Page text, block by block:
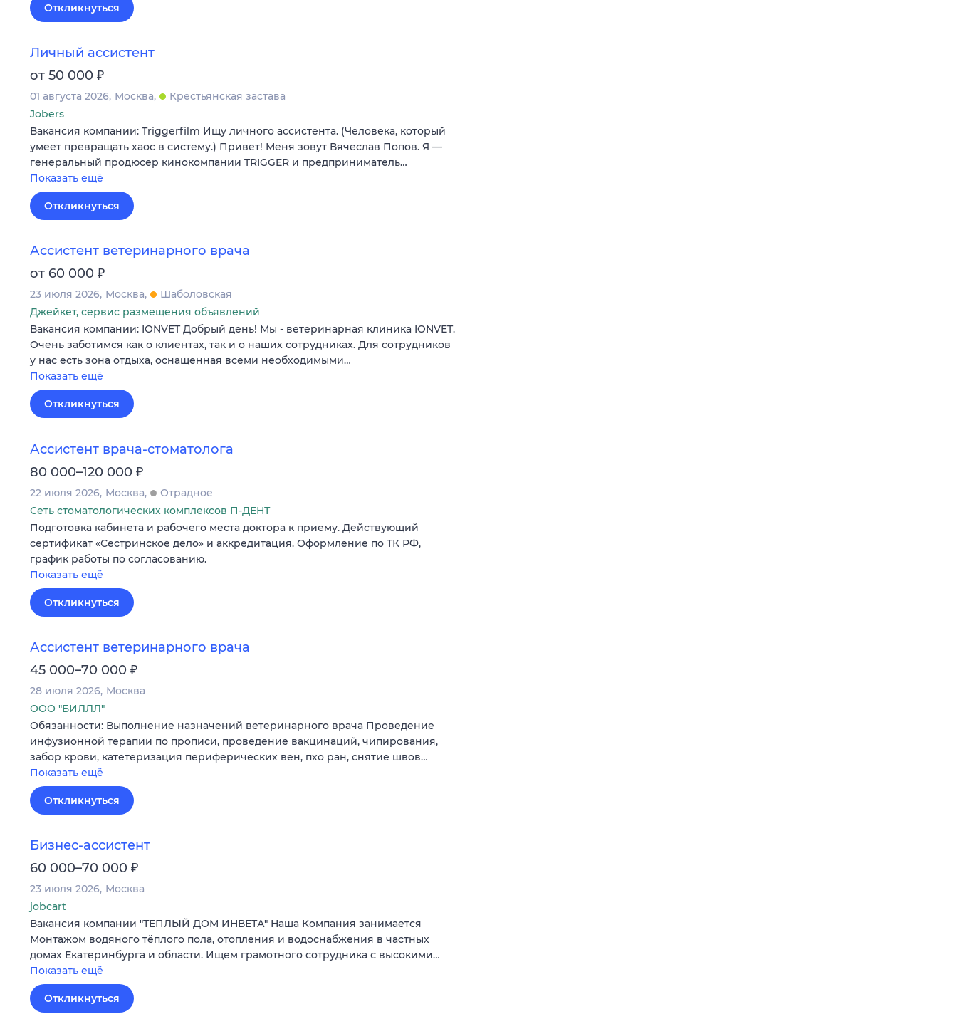
Откликнуться
Личный ассистент
от 50 000 ₽
01 августа 2026 Москва
Крестьянская застава
Jobers
Вакансия компании: Triggerfilm Ищу личного ассистента. (Человека, который
умеет превращать хаос в систему.) Привет! Меня зовут Вячеслав Попов. Я —
генеральный продюсер кинокомпании TRIGGER и предприниматель…
Показать ещё
Откликнуться
Ассистент ветеринарного врача
от 60 000 ₽
23 июля 2026 Москва
Шаболовская
Джейкет, сервис размещения объявлений
Вакансия компании: IONVET Добрый день! Мы - ветеринарная клиника IONVET.
Очень заботимся как о клиентах, так и о наших сотрудниках. Для сотрудников
у нас есть зона отдыха, оснащенная всеми необходимыми…
Показать ещё
Откликнуться
Ассистент врача-стоматолога
80 000–120 000 ₽
22 июля 2026 Москва
Отрадное
Сеть стоматологических комплексов П-ДЕНТ
Подготовка кабинета и рабочего места доктора к приему. Действующий
сертификат «Сестринское дело» и аккредитация. Оформление по ТК РФ,
график работы по согласованию.
Показать ещё
Откликнуться
Ассистент ветеринарного врача
45 000–70 000 ₽
28 июля 2026 Москва
ООО "БИЛЛЛ"
Обязанности: Выполнение назначений ветеринарного врача Проведение
инфузионной терапии по прописи, проведение вакцинаций, чипирования,
забор крови, катетеризация периферических вен, пхо ран, снятие швов…
Показать ещё
Откликнуться
Бизнес-ассистент
60 000–70 000 ₽
23 июля 2026 Москва
jobcart
Вакансия компании "ТЕПЛЫЙ ДОМ ИНВЕТА" Наша Компания занимается
Монтажом водяного тёплого пола, отопления и водоснабжения в частных
домах Екатеринбурга и области. Ищем грамотного сотрудника с высокими…
Показать ещё
Откликнуться